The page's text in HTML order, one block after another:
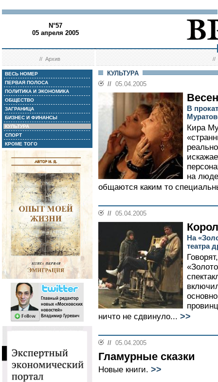
N°57
05 апреля 2005
//Архив //
ВЕСЬ НОМЕР
ПЕРВАЯ ПОЛОСА
ПОЛИТИКА И ЭКОНОМИКА
ОБЩЕСТВО
ЗАГРАНИЦА
БИЗНЕС И ФИНАНСЫ
КУЛЬТУРА
СПОРТ
КРОМЕ ТОГО
КУЛЬТУРА
// 05.04.2005
В
Кира
на
общаются каким то
// 05.04.2005
На
театра
ничто не сдвинуло... >>
// 05.04.2005
Гламурные сказки
Новые книги. >>